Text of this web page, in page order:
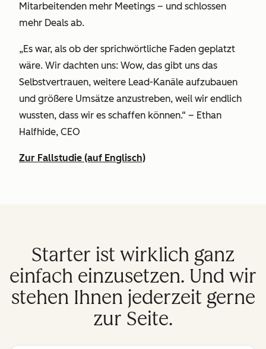
Mitarbeitenden mehr Meetings – und schlossen
mehr Deals ab.
„Es war, als ob der sprichwörtliche Faden geplatzt
wäre. Wir dachten uns: Wow, das gibt uns das
Selbstvertrauen, weitere Lead-Kanäle aufzubauen
und größere Umsätze anzustreben, weil wir endlich
wussten, dass wir es schaffen können.“ – Ethan
Halfhide, CEO
Zur Fallstudie (auf Englisch)
Starter ist wirklich ganz
einfach einzusetzen. Und wir
stehen Ihnen jederzeit gerne
zur Seite.